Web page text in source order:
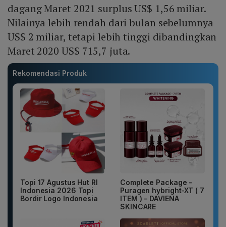
dagang Maret 2021 surplus US$ 1,56 miliar.
Nilainya lebih rendah dari bulan sebelumnya
US$ 2 miliar, tetapi lebih tinggi dibandingkan
Maret 2020 US$ 715,7 juta.
Rekomendasi Produk
Topi 17 Agustus Hut RI
Indonesia 2026 Topi
Bordir Logo Indonesia
Complete Package -
Puragen hybright-XT ( 7
ITEM ) - DAVIENA
SKINCARE